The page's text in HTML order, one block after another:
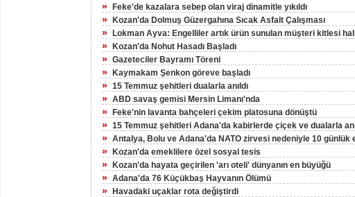
» Feke'de kazalara sebep olan viraj dinamitle yıkıldı
» Kozan'da Dolmuş Güzergahına Sıcak Asfalt Çalışması
» Lokman Ayva: Engelliler artık ürün sunulan müşteri kitlesi
» Kozan'da Nohut Hasadı Başladı
» Gazeteciler Bayramı Töreni
» Kaymakam Şenkon göreve başladı
» 15 Temmuz şehitleri dualarla anıldı
» ABD savaş gemisi Mersin Limanı'nda
» Feke'nin lavanta bahçeleri çekim platosuna dönüştü
» 15 Temmuz şehitleri Adana'da kabirlerde çiçek ve dualarla
» Antalya, Bolu ve Adana'da NATO zirvesi nedeniyle 10 günlük
» Kozan'da emeklilere özel sosyal tesis
» Kozan'da hayata geçirilen 'arı oteli' dünyanın en büyüğü
» Adana'da 76 Küçükbaş Hayvanın Ölümü
» Havadaki uçaklar rota değiştirdi